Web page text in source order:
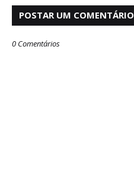
POSTAR UM COMENTÁRIO
0 Comentários